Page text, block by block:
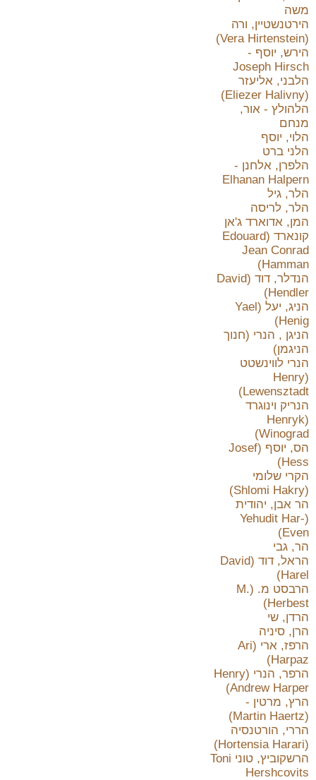
משה
הירטנשטיין, ורה
(Vera Hirtenstein)
הירש, יוסף -
Joseph Hirsch
הלבני, אליעזר
(Eliezer Halivny)
הלהולץ - אור,
מנחם
הלוי, יוסף
הלני ברט
הלפרן, אלחנן -
Elhanan Halpern
הלר, גיל
הלר, לריסה
המן, אדוארד ג'אן
קונארד (Edouard
Jean Conrad
Hamman)
הנדלר, דוד (David
Hendler)
הניג, יעל (Yael
Henig)
הניגן , הנרי (חנוך
הניגמן)
הנרי לווינשטט
(Henry
Lewensztadt)
הנריק וינוגרד
(Henryk
Winograd)
הס, יוסף (Josef
Hess)
הקרי שלומי
(Shlomi Hakry)
הר אבן, יהודית
(Yehudit Har-
Even)
הר, גבי
הראל, דוד (David
Harel)
הרבסט מ. (M.
Herbest)
הרדן, שי
הרן, סיניה
הרפז, ארי (Ari
Harpaz)
הרפר, הנרי (Henry
Andrew Harper)
הרץ, מרטין -
(Martin Haertz)
הררי, הורטנסיה
(Hortensia Harari)
הרשקוביץ, טוני Toni
Hershcovits